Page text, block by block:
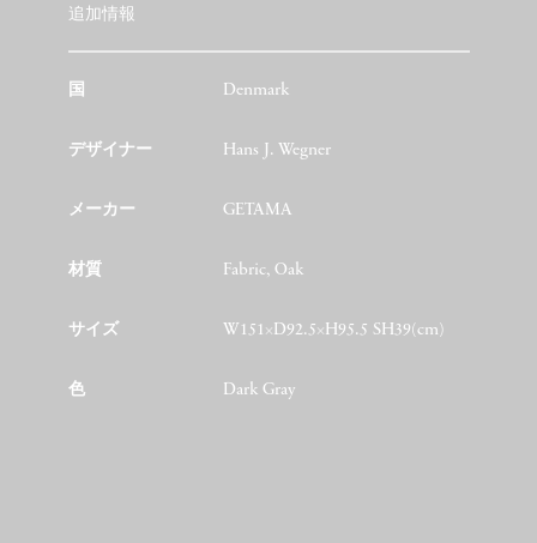
追加情報
国 Denmark
デザイナー Hans J. Wegner
メーカー GETAMA
材質 Fabric, Oak
サイズ W151×D92.5×H95.5 SH39(cm)
色 Dark Gray